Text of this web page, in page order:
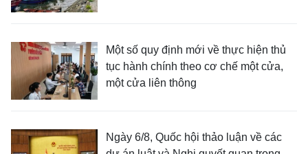
Một số quy định mới về thực hiện thủ
tục hành chính theo cơ chế một cửa,
một cửa liên thông
Ngày 6/8, Quốc hội thảo luận về các